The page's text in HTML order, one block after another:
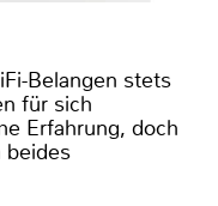
Belangen stets
für sich
Erfahrung, doch
beides